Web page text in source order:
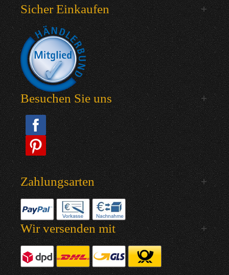
Sicher Einkaufen
Besuchen Sie uns
Zahlungsarten
Wir versenden mit